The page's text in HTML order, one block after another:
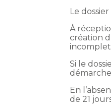
Le
À
création
incomplet
Si le
En
de 21